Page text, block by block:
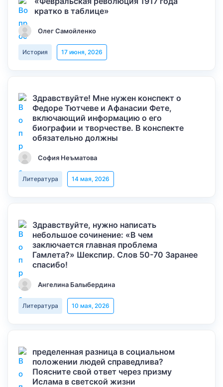
кратко в таблице»
Олег Самойленко
История 17 июня, 2026
Здравствуйте! Мне нужен конспект о
Федоре Тютчеве и Афанасии Фете,
включающий информацию о его
биографии и творчестве. В конспекте
обязательно должны
София Неъматова
Литература 14 мая, 2026
Здравствуйте, нужно написать
небольшое сочинение: «В чем
заключается главная проблема
Гамлета?» Шекспир. Слов 50-70 Заранее
спасибо!
Ангелина Балыбердина
Литература 10 мая, 2026
пределенная разница в социальном
положении людей справедлива?
Поясните свой ответ через призму
Ислама в светской жизни